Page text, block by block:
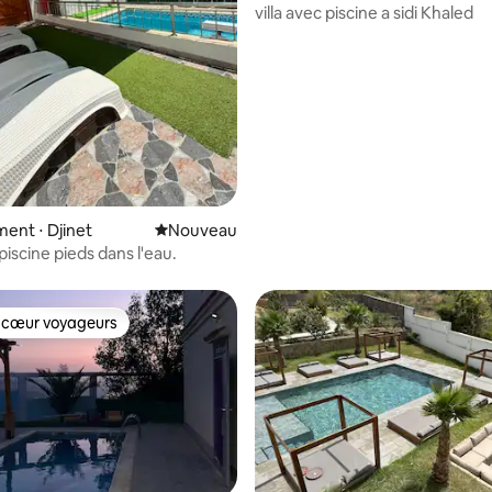
⋅ Djinet Nouvel hébergement
Nouveau
pieds dans l'eau.
villa avec piscine a sidi Khaled
cœur voyageurs
voyageurs